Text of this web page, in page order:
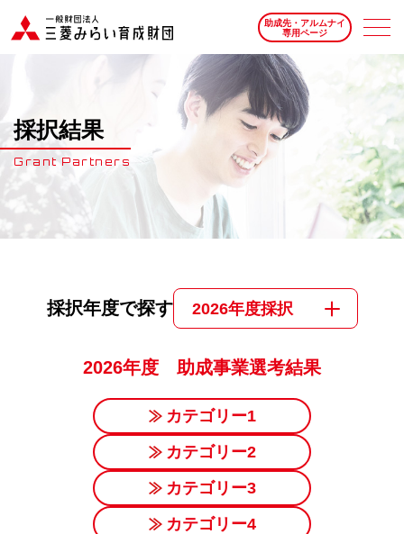
助成先・アルムナイ
専用ページ
採択結果
Grant Partners
採択年度で探す 2026年度採択
2026年度 助成事業選考結果
カテゴリー1
カテゴリー2
カテゴリー3
カテゴリー4